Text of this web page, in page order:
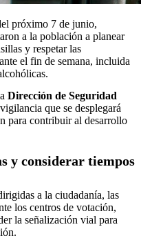
próximo 7 de junio,
a la población a planear
y respetar las
el fin de semana, incluida
Dirección de Seguridad
que se desplegará
para contribuir al desarrollo
y considerar tiempos
a la ciudadanía, las
los centros de votación,
la señalización vial para